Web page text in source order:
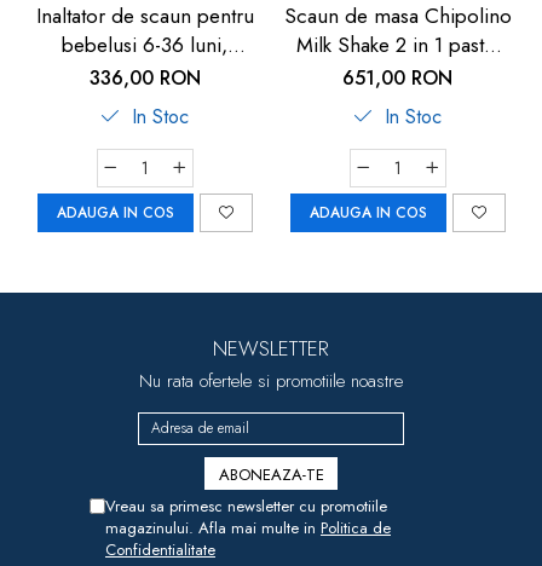
Inaltator de scaun pentru
bebelusi 6-36 luni,
transportabil, din plastic
reciclat, Reer Growing
Booster Seat 85041
336,00 RON
In Stoc
ADAUGA IN COS
Scaun de masa Chipolino
Milk Shake 2 in 1 pastel
green
651,00 RON
In Stoc
ADAUGA IN COS
NEWSLETTER
Nu rata ofertele si promotiile noastre
Vreau sa primesc newsletter cu promotiile
magazinului. Afla mai multe in Politica de
Confidentialitate